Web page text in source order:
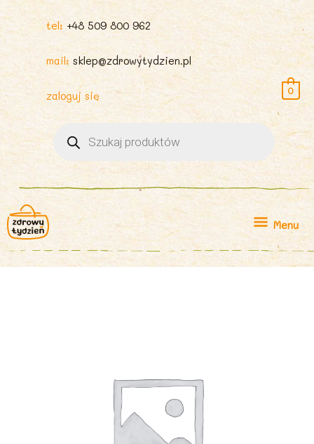
tel: +48 509 800 962
mail: sklep@zdrowytydzien.pl
zaloguj się
produktów
0
Menu
Menu